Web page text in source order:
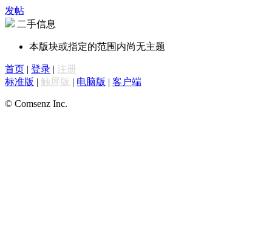
发帖
二手信息
本版块或指定的范围内尚无主题
首页 | 登录 | 注册
标准版 | 触屏版 | 电脑版 | 客户端
© Comsenz Inc.